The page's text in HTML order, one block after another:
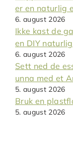
er en naturlig
6. august 2026
Ikke kast de
en DIY
6. august 2026
Sett ned de
unna med et
5. august 2026
Bruk en
5. august 2026